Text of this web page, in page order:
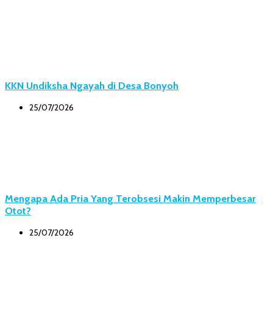
KKN Undiksha Ngayah di Desa Bonyoh
25/07/2026
Mengapa Ada Pria Yang Terobsesi Makin Memperbesar
Otot?
25/07/2026